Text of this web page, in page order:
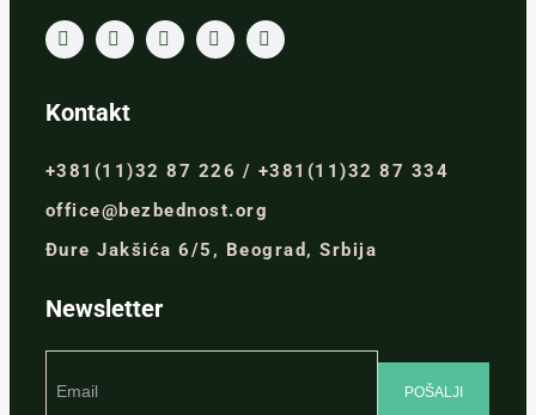
Kontakt
+381(11)32 87 226 / +381(11)32 87 334
office@bezbednost.org
Đure Jakšića 6/5, Beograd, Srbija
Newsletter